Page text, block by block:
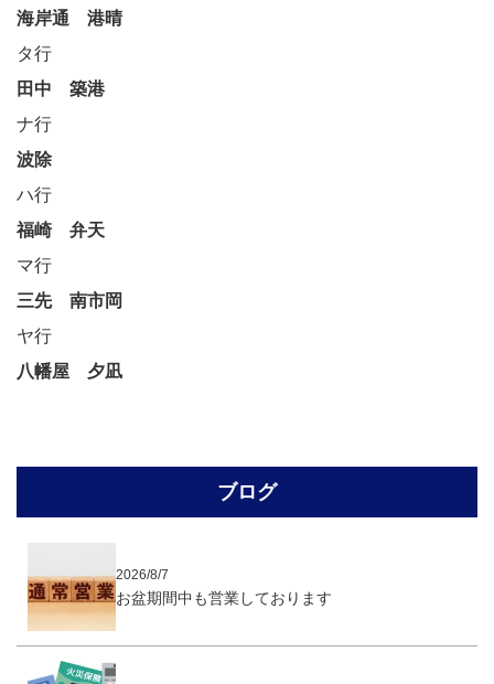
海岸通
港晴
タ行
田中
築港
ナ行
波除
ハ行
福崎
弁天
マ行
三先
南市岡
ヤ行
八幡屋
夕凪
ブログ
2026/8/7
お盆期間中も営業しております